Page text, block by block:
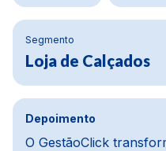
Segmento
Materiais de
Depoimento
Na parte financeira,